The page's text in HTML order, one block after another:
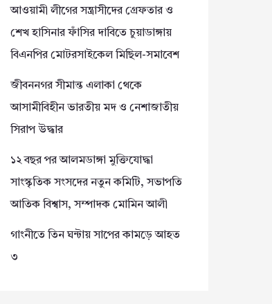
আওয়ামী লীগের সন্ত্রাসীদের গ্রেফতার ও
শেখ হাসিনার ফাঁসির দাবিতে চুয়াডাঙ্গায়
বিএনপির মোটরসাইকেল মিছিল-সমাবেশ
জীবননগর সীমান্ত এলাকা থেকে
আসামীবিহীন ভারতীয় মদ ও নেশাজাতীয়
সিরাপ উদ্ধার
১২ বছর পর আলমডাঙ্গা মুক্তিযোদ্ধা
সাংস্কৃতিক সংসদের নতুন কমিটি, সভাপতি
আতিক বিশ্বাস, সম্পাদক মোমিন আলী
গাংনীতে তিন ঘন্টায় সাপের কামড়ে আহত
৩